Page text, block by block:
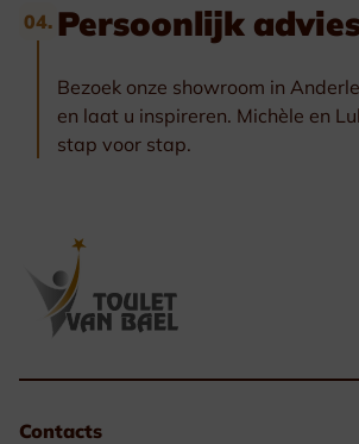
04. Persoonlijk
Bezoek onze showroom in
en laat u inspireren. Michèle en
stap voor stap.
Contacts